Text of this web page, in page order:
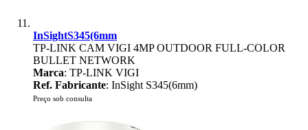
InSightS345(6mm
TP-LINK CAM VIGI 4MP OUTDOOR FULL-COLOR
BULLET NETWORK
Marca: TP-LINK VIGI
Ref. Fabricante: InSight S345(6mm)
Preço sob consulta